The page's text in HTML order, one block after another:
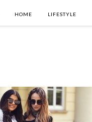
HOME LIFESTYLE